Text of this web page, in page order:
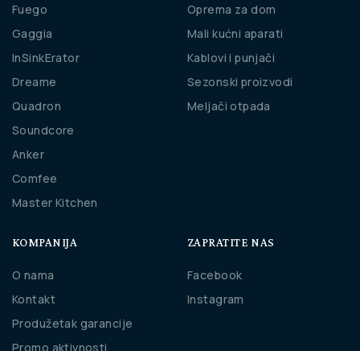
Fuego
Gaggia
InSinkErator
Dreame
Quadron
Soundcore
Anker
Comfee
Master Kitchen
Oprema za dom
Mali kućni aparati
Kablovi i punjači
Sezonski proizvodi
Meljači otpada
KOMPANIJA
O nama
Kontakt
Produžetak garancije
Promo aktivnosti
ZAPRATITE NAS
Facebook
Instagram